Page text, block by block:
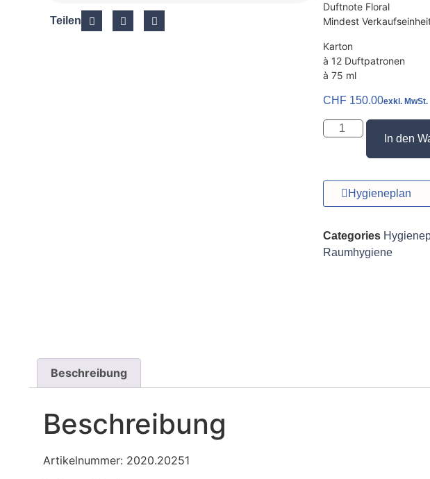
Teilen
Duftnote Floral
Mindest
Karton
à 12 Duftpatronen
à 75 ml
CHF 150.00exkl. MwSt.
In den
Hygieneplan
Categories
Raumhygiene
Beschreibung
Beschreibung
Artikelnummer: 2020.20251